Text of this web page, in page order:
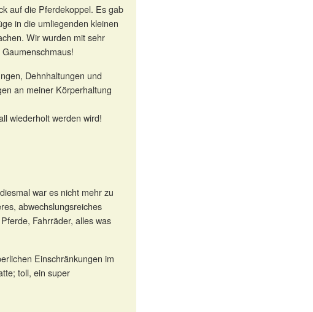
auf die Pferdekoppel. Es gab
in die umliegenden kleinen
Wir wurden mit sehr
Dehnhaltungen und
an meiner Körperhaltung
wiederholt werden wird!
war es nicht mehr zu
abwechslungsreiches
Fahrräder, alles was
Einschränkungen im
toll, ein super